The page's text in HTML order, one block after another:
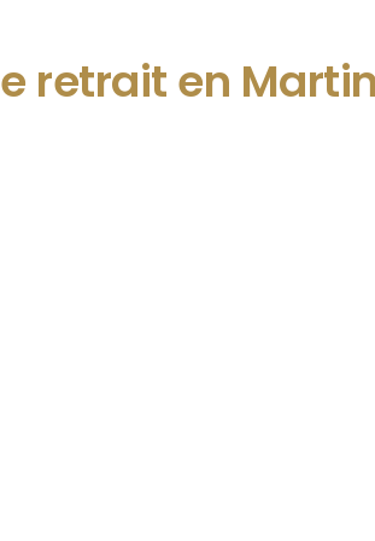
retrait en